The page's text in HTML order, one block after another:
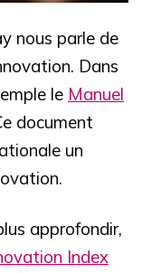
nous parle de
Dans
le Manuel
document
un
approfondir,
Index